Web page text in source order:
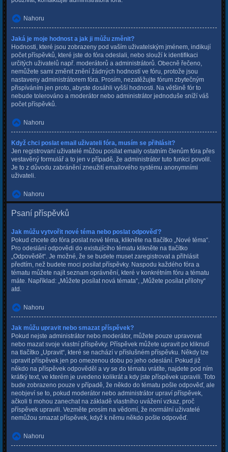
Nahoru
Jaká je moje hodnost a jak ji můžu změnit?
Hodnosti, které jsou zobrazeny pod vaším uživatelským jménem, indikují
počet příspěvků, které jste do fóra odeslali, nebo slouží k identifikaci
určitých uživatelů např. moderátorů a administrátorů. Obecně řečeno,
nemůžete sami změnit znění žádných hodností ve fóru, protože jsou
nastaveny administrátorem fóra. Prosím, nezatěžujte fórum zbytečným
přispíváním jen proto, abyste dosáhli vyšší hodnosti. Na většině fór to
nebude tolerováno a moderátor nebo administrátor jednoduše sníží váš
počet příspěvků.
Nahoru
Když chci poslat email uživateli fóra, musím se přihlásit?
Jen registrovaní uživatelé můžou posílat emaily ostatním členům fóra přes
vestavěný formulář a to jen v případě, že administrátor tuto funkci povolil.
Je to z důvodu zabránění zneužití emailového systému anonymními
uživateli.
Nahoru
Psaní příspěvků
Jak můžu vytvořit nové téma nebo poslat odpověď?
Pokud chcete do fóra poslat nové téma, klikněte na tlačítko „Nové téma“.
Pro odeslání odpovědi do existujícího tématu klikněte na tlačítko
„Odpovědět“. Je možné, že se budete muset zaregistrovat a přihlásit
předtím, než budete moci posílat příspěvky. Naspodu každého fóra a
tématu můžete najít seznam oprávnění, které v konkrétním fóru a tématu
máte. Například: „Můžete posílat nová témata“, „Můžete posílat přílohy“
atd.
Nahoru
Jak můžu upravit nebo smazat příspěvek?
Pokud nejste administrátor nebo moderátor, můžete pouze upravovat
nebo mazat svoje vlastní příspěvky. Příspěvek můžete upravit po kliknutí
na tlačítko „Upravit“, které se nachází v příslušném příspěvku. Někdy lze
upravit příspěvek jen po omezenou dobu po jeho odeslání. Pokud již
někdo na příspěvek odpověděl a vy se do tématu vrátíte, najdete pod ním
krátký text, ve kterém je uvedeno kolikrát a kdy jste příspěvek upravili. Toto
bude zobrazeno pouze v případě, že někdo do tématu pošle odpověď, ale
neobjeví se to, pokud moderátor nebo administrátor upraví příspěvek,
ačkoli ti mohou zanechat na základě vlastního uvážení vzkaz, proč
příspěvek upravili. Vezměte prosím na vědomí, že normální uživatelé
nemůžou smazat příspěvek, když k němu někdo pošle odpověď.
Nahoru